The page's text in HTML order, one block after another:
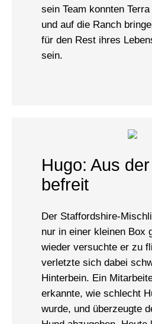
sein Team konnten
und auf die Ranch
für den Rest ihres
sein.
Hugo: Aus
befreit
Der Staffordshire-
nur in einer kleinen Box
wieder versuchte er zu
verletzte sich dabei
Hinterbein. Ein
erkannte, wie schlecht
wurde, und überzeugte